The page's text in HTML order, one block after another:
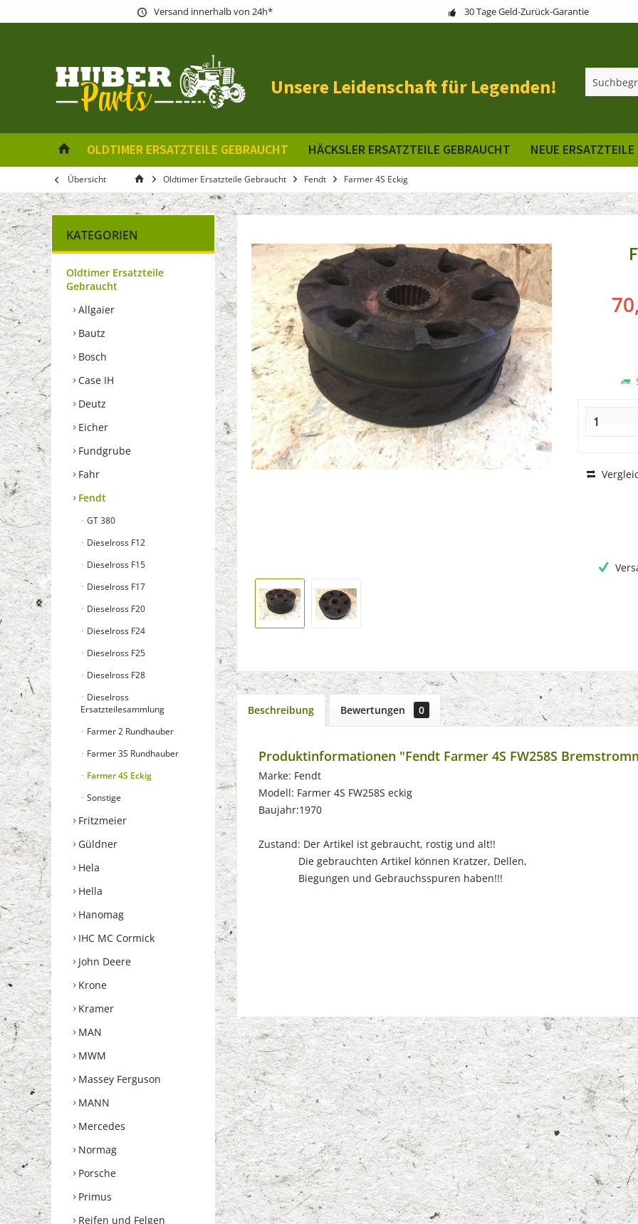
Versand innerhalb von 24h* 30 Tage Geld-Zurück-Garantie
Unsere Leidenschaft für Legenden!
OLDTIMER ERSATZTEILE GEBRAUCHT HÄCKSLER ERSATZTEILE GEBRAUCHT NEUE ERSATZTEILE
Übersicht Oldtimer Ersatzteile Gebraucht Fendt Farmer 4S Eckig
KATEGORIEN
Oldtimer Ersatzteile
Gebraucht
Allgaier
Bautz
Bosch
Case IH
Deutz
Eicher
Fundgrube
Fahr
Fendt
GT 380
Dieselross F12
Dieselross F15
Dieselross F17
Dieselross F20
Dieselross F24
Dieselross F25
Dieselross F28
Dieselross
Ersatzteilesammlung
Farmer 2 Rundhauber
Farmer 3S Rundhauber
Farmer 4S Eckig
Sonstige
Fritzmeier
Güldner
Hela
Hella
Hanomag
IHC MC Cormick
John Deere
Krone
Kramer
MAN
MWM
Massey Ferguson
MANN
Mercedes
Normag
Porsche
Primus
Reifen und Felgen
Beschreibung Bewertungen 0
Produktinformationen "Fendt Farmer 4S FW258S
Marke: Fendt
Modell: Farmer 4S FW258S eckig
Baujahr:1970
Zustand: Der Artikel ist gebraucht, rostig und alt!!
Die gebrauchten Artikel können Kratzer, Dellen,
Biegungen und Gebrauchsspuren haben!!!